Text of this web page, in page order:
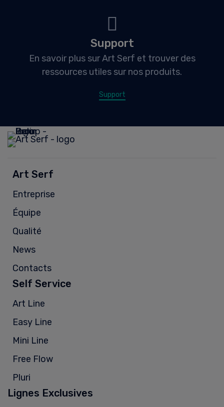
Support
En savoir plus sur Art Serf et trouver des
ressources utiles sur nos produits.
Support
Art Serf
Entreprise
Équipe
Qualité
News
Contacts
Self Service
Art Line
Easy Line
Mini Line
Free Flow
Pluri
Lignes Exclusives